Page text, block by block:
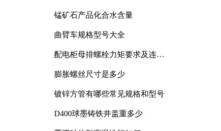
锰矿石产品化合水含量
曲臂车规格型号大全
配电柜母排螺栓力矩要求及连接
膨胀螺丝尺寸是多少
镀锌方管有哪些常见规格和型号
D400球墨铸铁井盖重多少